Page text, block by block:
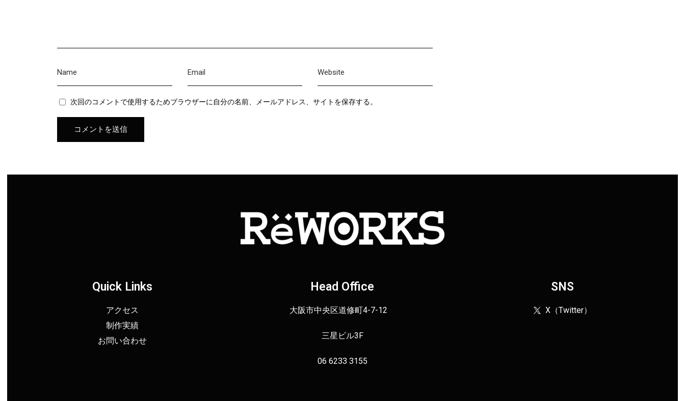
次回のコメントで使用するためブラウザーに自分の名前、メールアドレス、サイトを保存する。
Quick Links
アクセス
制作実績
お問い合わせ
Head Office
大阪市中央区道修町4-7-12
三星ビル3F
06 6233 3155
SNS
X（Twitter）